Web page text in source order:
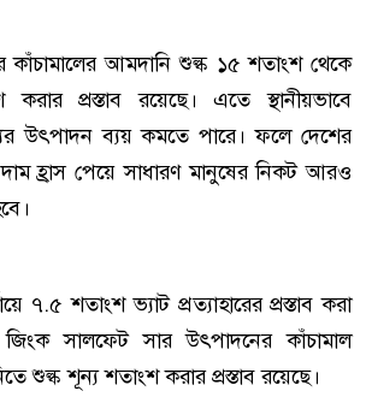
কাঁচামালের আমদানি শুল্ক ১৫ শতাংশ থেকে
প্রস্তাব রয়েছে। এতে স্থানীয়ভাবে
উৎপাদন ব্যয় কমতে পারে। ফলে দেশের
দাম হ্রাস পেয়ে সাধারণ মানুষের নিকট আরও
৭.৫ শতাংশ ভ্যাট প্রত্যাহারের প্রস্তাব করা
সালফেট সার উৎপাদনের কাঁচামাল
শুল্ক শূন্য শতাংশ করার প্রস্তাব রয়েছে।